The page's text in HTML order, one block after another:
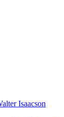
Isaacson